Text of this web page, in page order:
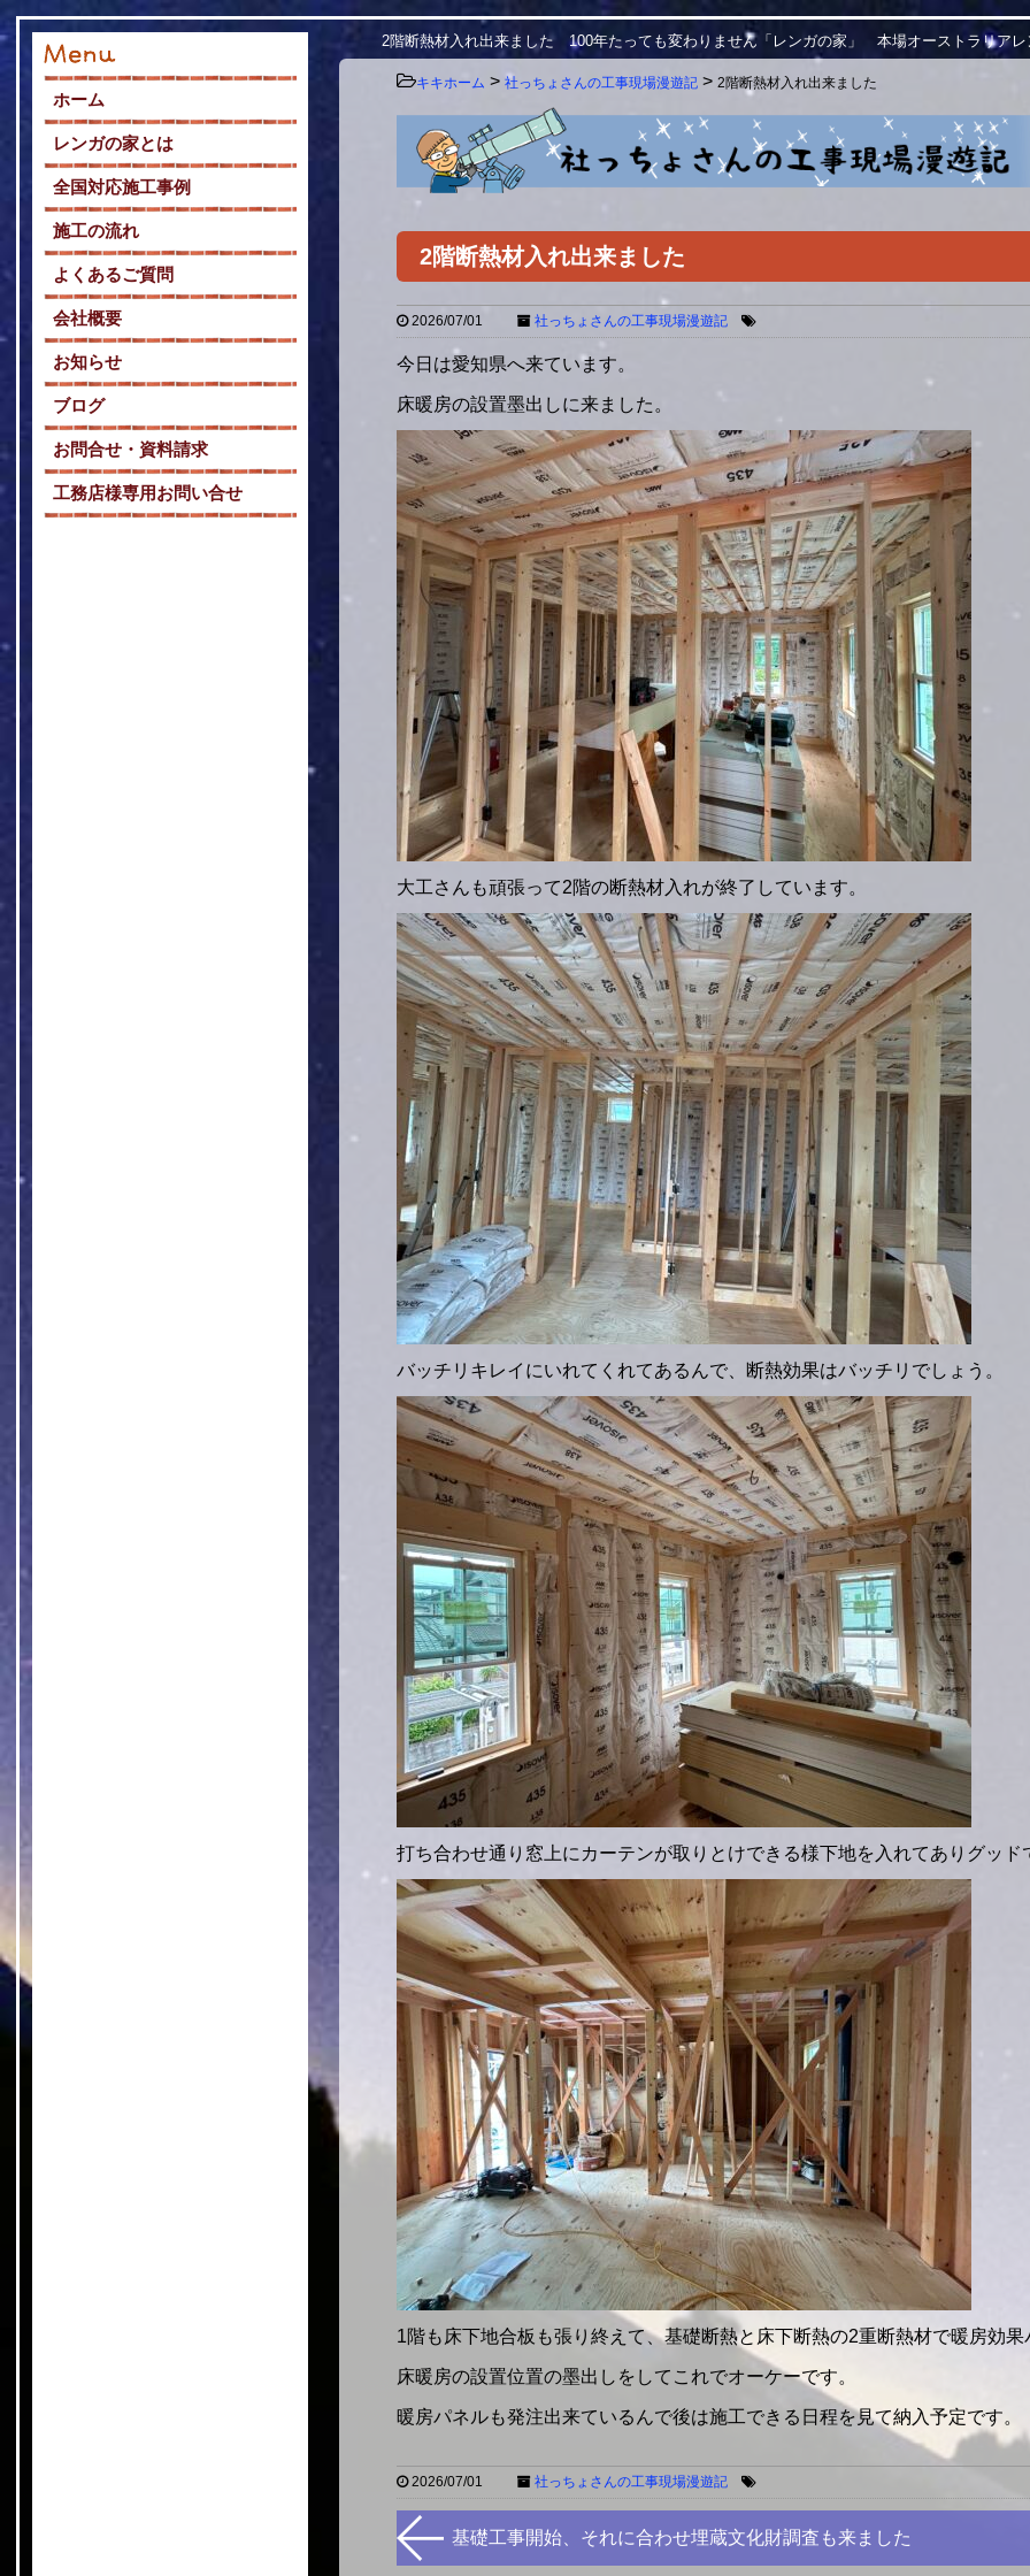
ホーム
レンガの家とは
全国対応施工事例
施工の流れ
よくあるご質問
会社概要
お知らせ
ブログ
お問合せ・資料請求
工務店様専用お問い合せ
2階断熱材入れ出来ました 100年たっても変わりません「レンガの家」 本場オーストラリアレ
キキホーム > 社っちょさんの工事現場漫遊記 > 2階断熱材入れ出来ました
2階断熱材入れ出来ました
2026/07/01 社っちょさんの工事現場漫遊記
今日は愛知県へ来ています。
床暖房の設置墨出しに来ました。
大工さんも頑張って2階の断熱材入れが終了しています。
バッチリキレイにいれてくれてあるんで、断熱効果はバッチリでしょう。
打ち合わせ通り窓上にカーテンが取りとけできる様下地を入れてありグッド
1階も床下地合板も張り終えて、基礎断熱と床下断熱の2重断熱材で暖房効
床暖房の設置位置の墨出しをしてこれでオーケーです。
暖房パネルも発注出来ているんで後は施工できる日程を見て納入予定です。
2026/07/01 社っちょさんの工事現場漫遊記
基礎工事開始、それに合わせ埋蔵文化財調査も来ました